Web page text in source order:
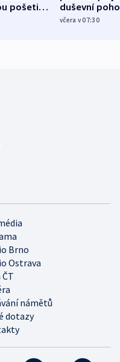
pošetilé,
duševní
ukázala
včera v 07:30
Brno
Ostrava
ČT
námětů
dotazy